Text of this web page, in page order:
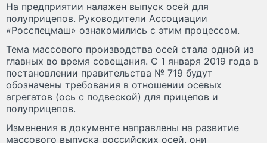
На предприятии налажен выпуск осей для
полуприцепов. Руководители Ассоциации
«Росспецмаш» ознакомились с этим процессом.
Тема массового производства осей стала одной из
главных во время совещания. С 1 января 2019 года в
постановлении правительства № 719 будут
обозначены требования в отношении осевых
агрегатов (ось с подвеской) для прицепов и
полуприцепов.
Изменения в документе направлены на развитие
массового выпуска российских осей, они